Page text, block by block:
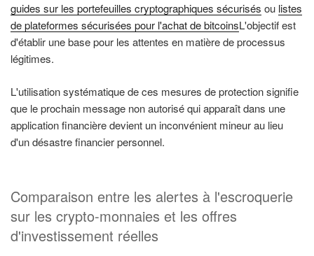
guides sur les portefeuilles cryptographiques sécurisés ou listes
de plateformes sécurisées pour l'achat de bitcoinsL'objectif est
d'établir une base pour les attentes en matière de processus
légitimes.
L'utilisation systématique de ces mesures de protection signifie
que le prochain message non autorisé qui apparaît dans une
application financière devient un inconvénient mineur au lieu
d'un désastre financier personnel.
Comparaison entre les alertes à l'escroquerie
sur les crypto-monnaies et les offres
d'investissement réelles